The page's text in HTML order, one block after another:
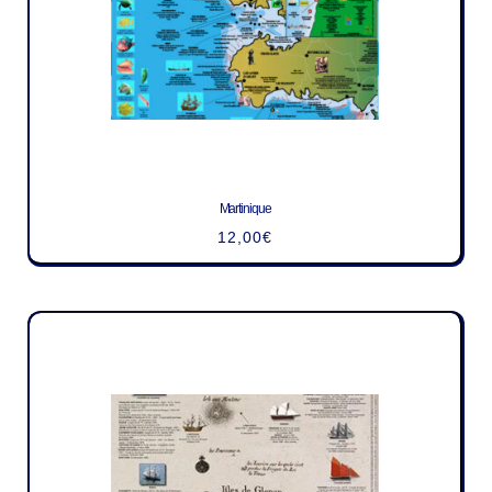
Martinique
12,00€